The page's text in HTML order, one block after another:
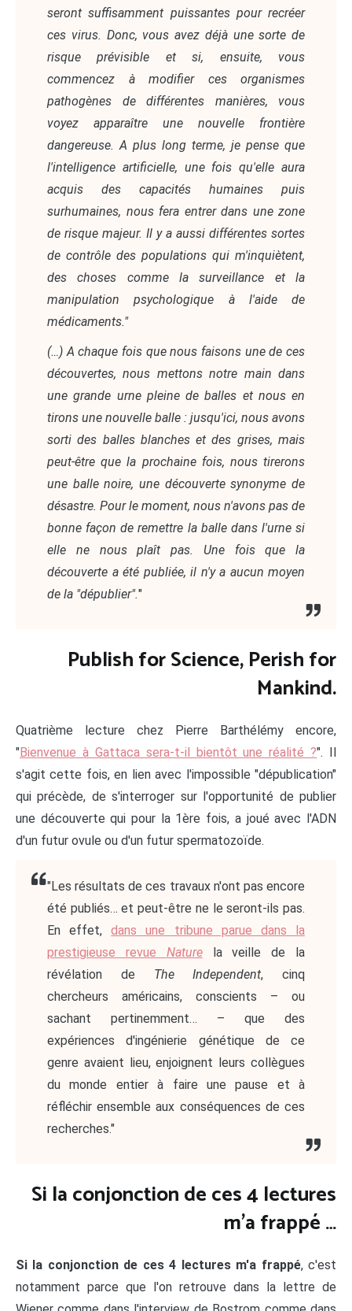
seront suffisamment puissantes pour recréer
ces virus. Donc, vous avez déjà une sorte de
risque prévisible et si, ensuite, vous
commencez à modifier ces organismes
pathogènes de différentes manières, vous
voyez apparaître une nouvelle frontière
dangereuse. A plus long terme, je pense que
l'intelligence artificielle, une fois qu'elle aura
acquis des capacités humaines puis
surhumaines, nous fera entrer dans une zone
de risque majeur. Il y a aussi différentes sortes
de contrôle des populations qui m'inquiètent,
des choses comme la surveillance et la
manipulation psychologique à l'aide de
médicaments."
(…) A chaque fois que nous faisons une de ces
découvertes, nous mettons notre main dans
une grande urne pleine de balles et nous en
tirons une nouvelle balle : jusqu'ici, nous avons
sorti des balles blanches et des grises, mais
peut-être que la prochaine fois, nous tirerons
une balle noire, une découverte synonyme de
désastre. Pour le moment, nous n'avons pas de
bonne façon de remettre la balle dans l'urne si
elle ne nous plaît pas. Une fois que la
découverte a été publiée, il n'y a aucun moyen
de la "dépublier"."
Publish for Science, Perish for
Mankind.
Quatrième lecture chez Pierre Barthélémy encore,
"Bienvenue à Gattaca sera-t-il bientôt une réalité ?". Il
s'agit cette fois, en lien avec l'impossible "dépublication"
qui précède, de s'interroger sur l'opportunité de publier
une découverte qui pour la 1ère fois, a joué avec l'ADN
d'un futur ovule ou d'un futur spermatozoïde.
"Les résultats de ces travaux n'ont pas encore
été publiés… et peut-être ne le seront-ils pas.
En effet,dans une tribune parue dans la
prestigieuse revue Naturela veille de la
révélation de The Independent, cinq
chercheurs américains, conscients – ou
sachant pertinemment… – que des
expériences d'ingénierie génétique de ce
genre avaient lieu, enjoignent leurs collègues
du monde entier à faire une pause et à
réfléchir ensemble aux conséquences de ces
recherches."
Si la conjonction de ces 4 lectures
m'a frappé …
Si la conjonction de ces 4 lectures m'a frappé, c'est
notamment parce que l'on retrouve dans la lettre de